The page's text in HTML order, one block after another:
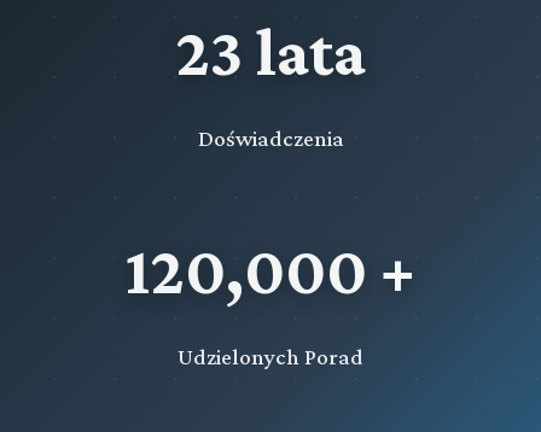
23 lata
Doświadczenia
120,000 +
Udzielonych Porad